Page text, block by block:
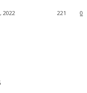
2022 0
221